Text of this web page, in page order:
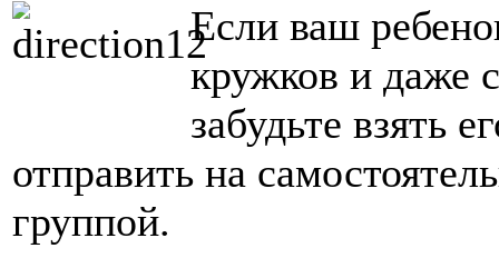
Если ваш
кружков и даже
забудьте взять
отправить на
группой.